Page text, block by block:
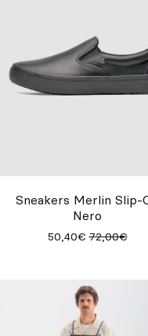
Sneakers Merlin Slip-
Nero
50,40€ 72,00€